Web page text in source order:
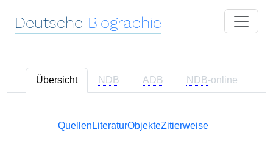
Deutsche Biographie
Übersicht NDB ADB NDB-online
Quellen LiteraturObjekteZitierweise